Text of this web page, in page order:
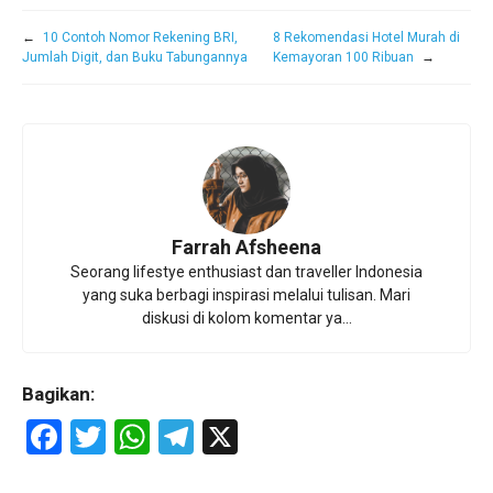
←
10 Contoh Nomor Rekening BRI,
Jumlah Digit, dan Buku Tabungannya
8 Rekomendasi Hotel Murah di
Kemayoran 100 Ribuan
→
Farrah Afsheena
Seorang lifestye enthusiast dan traveller Indonesia
yang suka berbagi inspirasi melalui tulisan. Mari
diskusi di kolom komentar ya...
Bagikan:
F
T
W T